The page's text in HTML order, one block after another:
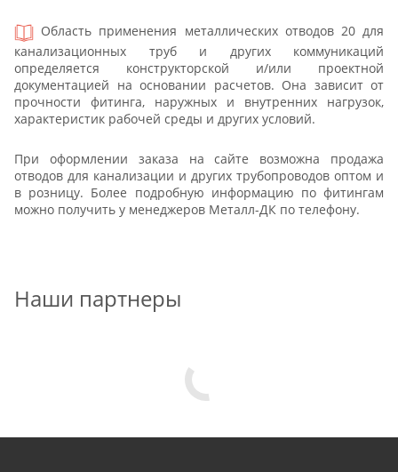
Область применения металлических отводов 20 для
канализационных труб и других коммуникаций
определяется конструкторской и/или проектной
документацией на основании расчетов. Она зависит от
прочности фитинга, наружных и внутренних нагрузок,
характеристик рабочей среды и других условий.
При оформлении заказа на сайте возможна продажа
отводов для канализации и других трубопроводов оптом и
в розницу. Более подробную информацию по фитингам
можно получить у менеджеров Металл-ДК по телефону.
Наши партнеры